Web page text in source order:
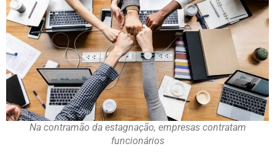
Na contramão da estagnação, empresas contratam
funcionários